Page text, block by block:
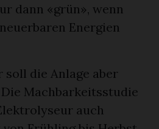
dann «grün», wenn
Energien
soll die Anlage aber
Machbarkeitsstudie
auch